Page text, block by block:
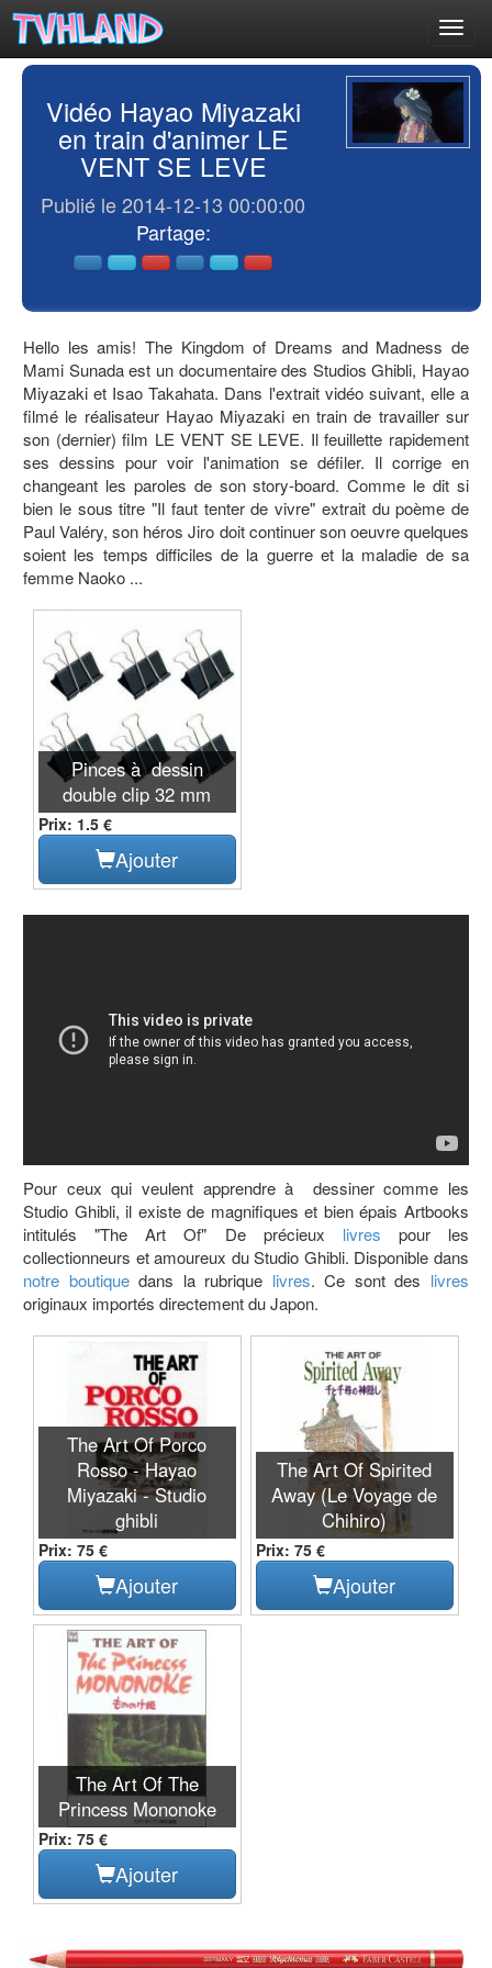
Vidéo Hayao Miyazaki
en train d'animer LE
VENT SE LEVE
Publié le 2014-12-13 00:00:00
Partage:
Hello les amis! The Kingdom of Dreams and Madness de
Mami Sunada est un documentaire des Studios Ghibli, Hayao
Miyazaki et Isao Takahata. Dans l'extrait vidéo suivant, elle a
filmé le réalisateur Hayao Miyazaki en train de travailler sur
son (dernier) film LE VENT SE LEVE. Il feuillette rapidement
ses dessins pour voir l'animation se défiler. Il corrige en
changeant les paroles de son story-board. Comme le dit si
bien le sous titre "Il faut tenter de vivre" extrait du poème de
Paul Valéry, son héros Jiro doit continuer son oeuvre quelques
soient les temps difficiles de la guerre et la maladie de sa
femme Naoko ...
Pinces à dessin
double clip 32 mm
Prix: 1.5 €
Ajouter
Pour ceux qui veulent apprendre à dessiner comme les
Studio Ghibli, il existe de magnifiques et bien épais Artbooks
intitulés "The Art Of" De précieux livres pour les
collectionneurs et amoureux du Studio Ghibli. Disponible dans
notre boutiquedans la rubrique livres. Ce sont des livres
originaux importés directement du Japon.
The Art Of Porco
Rosso - Hayao
Miyazaki - Studio
ghibli
Prix: 75 €
Ajouter
The Art Of Spirited
Away (Le Voyage de
Chihiro)
Prix: 75 €
Ajouter
The Art Of The
Princess Mononoke
Prix: 75 €
Ajouter